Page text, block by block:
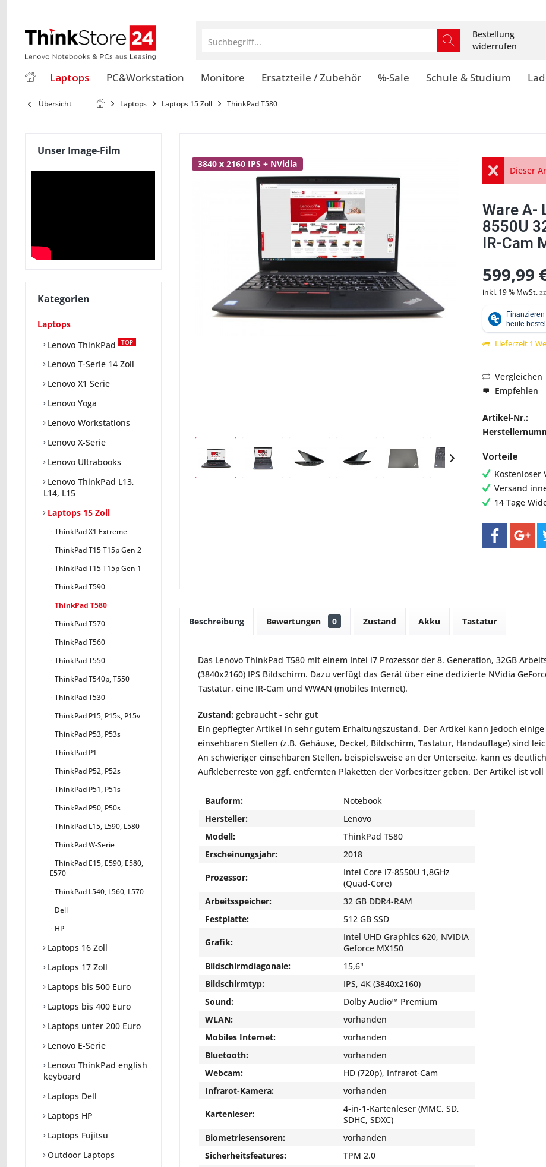
Suchbegriff...
Bestellung
widerrufen
Laptops PC&Workstation Monitore Ersatzteile / Zubehör %-Sale Schule & Studium
Übersicht Laptops Laptops 15 Zoll ThinkPad T580
Unser Image-Film
Kategorien
Laptops
Lenovo ThinkPad
TOP
Lenovo T-Serie 14 Zoll
Lenovo X1 Serie
Lenovo Yoga
Lenovo Workstations
Lenovo X-Serie
Lenovo Ultrabooks
Lenovo ThinkPad L13,
L14, L15
Laptops 15 Zoll
ThinkPad X1 Extreme
ThinkPad T15 T15p Gen 2
ThinkPad T15 T15p Gen 1
ThinkPad T590
ThinkPad T580
ThinkPad T570
ThinkPad T560
ThinkPad T550
ThinkPad T540p, T550
ThinkPad T530
ThinkPad P15, P15s, P15v
ThinkPad P53, P53s
ThinkPad P1
ThinkPad P52, P52s
ThinkPad P51, P51s
ThinkPad P50, P50s
ThinkPad L15, L590, L580
ThinkPad W-Serie
ThinkPad E15, E590, E580,
E570
ThinkPad L540, L560, L570
Dell
HP
Laptops 16 Zoll
Laptops 17 Zoll
Laptops bis 500 Euro
Laptops bis 400 Euro
Laptops unter 200 Euro
Lenovo E-Serie
Lenovo ThinkPad english
keyboard
Laptops Dell
Laptops HP
Laptops Fujitsu
Outdoor Laptops
3840 x 2160 IPS + NVidia
Abbildung ähnlich
Dieser
Ware A-
8550U
IR-Cam
599,99
inkl. 19 % MwSt.
Lieferzeit 1
Vergleichen
Empfehlen
Artikel-Nr.:
Vorteile
Kostenloser
Versand
14 Tage
Beschreibung Bewertungen 0 Zustand Akku Tastatur
Das Lenovo ThinkPad T580 mit einem Intel i7 Prozessor der 8. Generation, 32GB
(3840x2160) IPS Bildschirm. Dazu verfügt das Gerät über eine dedizierte NVidia
Tastatur, eine IR-Cam und WWAN (mobiles Internet).
Zustand: gebraucht - sehr gut
Ein gepflegter Artikel in sehr gutem Erhaltungszustand. Der Artikel kann jedoch
einsehbaren Stellen (z.B. Gehäuse, Deckel, Bildschirm, Tastatur, Handauflage) sind
An schwieriger einsehbaren Stellen, beispielsweise an der Unterseite, kann es
Aufkleberreste von ggf. entfernten Plaketten der Vorbesitzer geben. Der Artikel ist
Bauform:
Notebook
Hersteller:
Lenovo
Modell:
ThinkPad T580
Erscheinungsjahr:
2018
Prozessor:
Intel Core i7-8550U 1,8GHz
(Quad-Core)
Arbeitsspeicher:
32 GB DDR4-RAM
Festplatte:
512 GB SSD
Grafik:
Intel UHD Graphics 620, NVIDIA
Geforce MX150
Bildschirmdiagonale:
15,6"
Bildschirmtyp:
IPS, 4K (3840x2160)
Sound:
Dolby Audio™ Premium
WLAN:
vorhanden
Mobiles Internet:
vorhanden
Bluetooth:
vorhanden
Webcam:
HD (720p), Infrarot-Cam
Infrarot-Kamera:
vorhanden
Kartenleser:
4-in-1-Kartenleser (MMC, SD,
SDHC, SDXC)
Biometriesensoren:
vorhanden
Sicherheitsfeatures:
TPM 2.0